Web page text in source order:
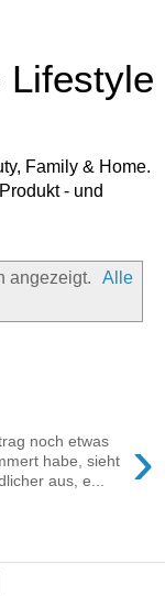
Lifestyle
Family & Home.
- und
angezeigt.
Alle
›
noch etwas
habe, sieht
aus, e...